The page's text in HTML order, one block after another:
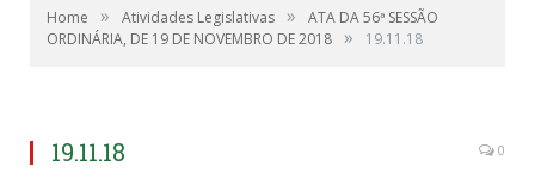
Home » Atividades Legislativas »
ATA DA 56ª SESSÃO
ORDINÁRIA, DE 19 DE NOVEMBRO DE 2018 » 19.11.18
19.11.18 0